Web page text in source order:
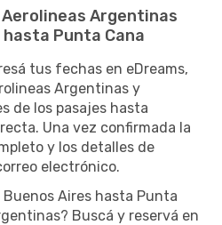
Argentinas
Punta Cana
tus fechas en eDreams,
Argentinas y
de los pasajes hasta
Una vez confirmada la
y los detalles de
electrónico.
Aires hasta Punta
Buscá y reservá en